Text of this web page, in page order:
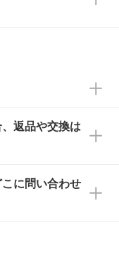
る詳細は、
相談くださ
ラスト、写真
タに変換し
てほしい
がお客様の
刷色をご提
濃色の場合は
ておりま
、印刷をく
印刷色が、柔
刷色が映え
土日祝日はお
い合わせ
返品や交換は
急担当スタッ
を確認し、
に問い合わせ